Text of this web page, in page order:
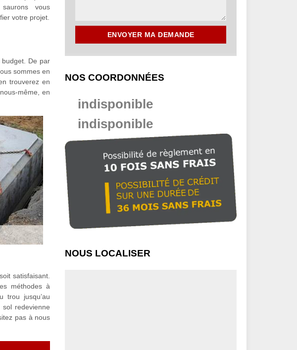
vous
votre projet.
De par
sommes en
trouverez en
même, en
satisfaisant.
méthodes à
trou jusqu’au
redevienne
pas à nous
NOS COORDONNÉES
indisponible
indisponible
NOUS LOCALISER